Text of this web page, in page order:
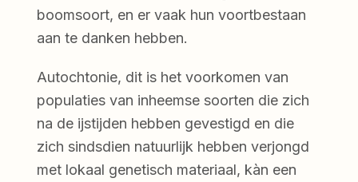
boomsoort, en er vaak hun voortbestaan
aan te danken hebben.
Autochtonie, dit is het voorkomen van
populaties van inheemse soorten die zich
na de ijstijden hebben gevestigd en die
zich sindsdien natuurlijk hebben verjongd
met lokaal genetisch materiaal, kàn een